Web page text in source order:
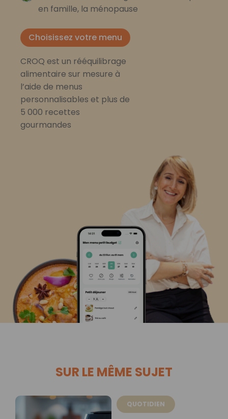
en famille, la ménopause
Choisissez votre menu
CROQ est un rééquilibrage
alimentaire sur mesure à
l’aide de menus
personnalisables et plus de
5 000 recettes
gourmandes
SUR LE MÊME SUJET
QUOTIDIEN